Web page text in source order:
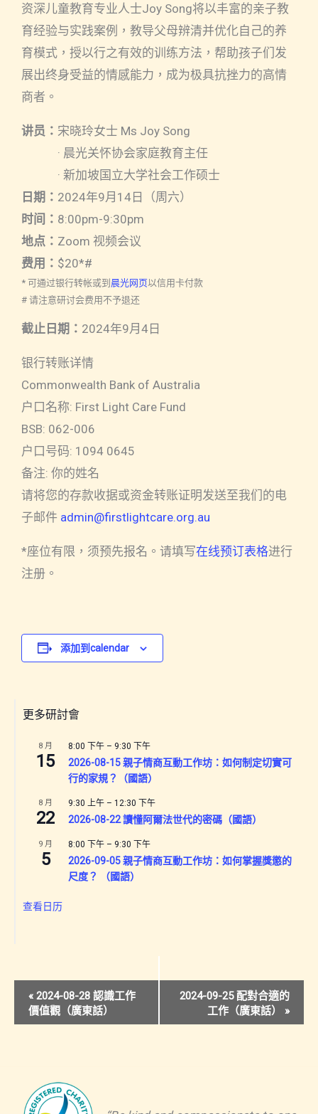
资深儿童教育专业人士Joy Song将以丰富的亲子教
育经验与实践案例，教导父母辨清并优化自己的养
育模式，授以行之有效的训练方法，帮助孩子们发
展出终身受益的情感能力，成为极具抗挫力的高情
商者。
讲员： 宋晓玲女士 Ms Joy Song
· 晨光关怀协会家庭教育主任
· 新加坡国立大学社会工作硕士
日期： 2024年9月14日（周六）
时间： 8:00pm-9:30pm
地点： Zoom 视频会议
费用： $20*#
* 可通过银行转帐或到 晨光网页以信用卡付款
# 请注意研讨会费用不予退还
截止日期： 2024年9月4日
银行转账详情
Commonwealth Bank of Australia
户口名称: First Light Care Fund
BSB: 062-006
户口号码: 1094 0645
备注: 你的姓名
请将您的存款收据或资金转账证明发送至我们的电
子邮件 admin@firstlightcare.org.au
*座位有限，须预先报名。请填写在线预订表格进行
注册。
添加到calendar
更多研討會
8 月
15
8:00 下午 – 9:30 下午
2026-08-15 親子情商互動工作坊：如何制定切實可
行的家規？（國語）
8 月
22
9:30 上午 – 12:30 下午
2026-08-22 讀懂阿爾法世代的密碼（國語）
9 月
5
8:00 下午 – 9:30 下午
2026-09-05 親子情商互動工作坊：如何掌握獎懲的
尺度？ （國語）
查看日历
« 2024-08-28 認識工作
價值觀（廣東話）
2024-09-25 配對合適的
工作（廣東話） »